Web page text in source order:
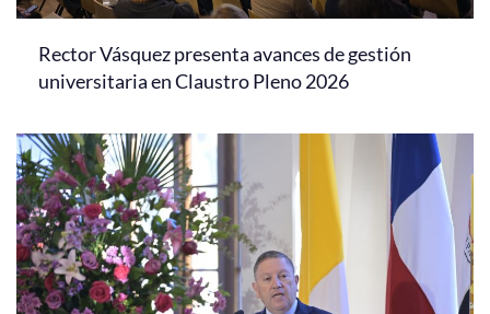
Rector Vásquez presenta avances de gestión
universitaria en Claustro Pleno 2026